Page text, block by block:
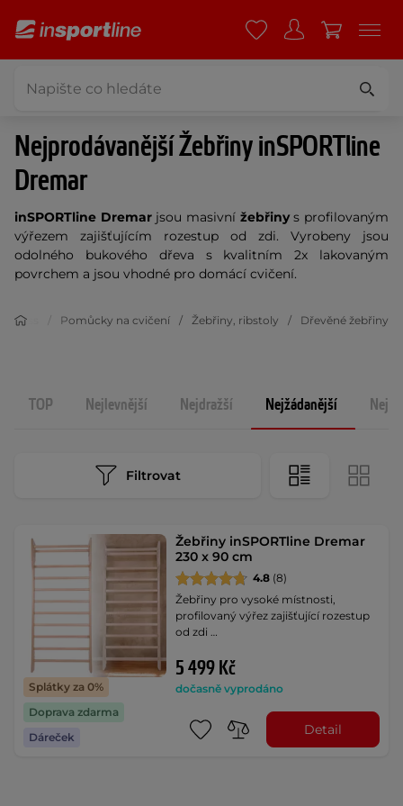
Nejprodávanější Žebřiny inSPORTline
Dremar
inSPORTline Dremar jsou masivní žebřinys profilovaným
výřezem zajišťujícím rozestup od zdi. Vyrobeny jsou
odolného bukového dřeva s kvalitním 2x lakovaným
povrchem a jsou vhodné pro domácí cvičení.
Fitness Pomůcky na cvičení Žebřiny, ribstoly Dřevěné žebřiny
TOP Nejlevnější Nejdražší Nejžádanější
Filtrovat
Splátky za 0%
Doprava zdarma
Dáreček
Žebřiny inSPORTline Dremar
230 x 90 cm
4.8 (8)
Žebřiny pro vysoké místnosti,
profilovaný výřez zajišťující rozestup
od zdi …
5 499 Kč
dočasně vyprodáno
Detail